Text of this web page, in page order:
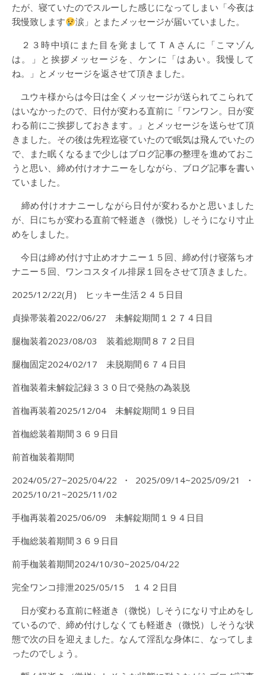
たが、寝ていたのでスルーした感じになってしまい「今夜は
我慢致します
涙」とまたメッセージが届いていました。
２３時中頃にまた目を覚ましてＴＡさんに「こマゾん
は。」と挨拶メッセージを、ケンに「はあい。我慢して
ね。」とメッセージを返させて頂きました。
ユウキ様からは今日は全くメッセージが送られてこられて
はいなかったので、日付が変わる直前に「ワンワン。日が変
わる前にご挨拶しておきます。」とメッセージを送らせて頂
きました。その後は先程迄寝ていたので眠気は飛んでいたの
で、また眠くなるまで少しはブログ記事の整理を進めておこ
うと思い、締め付けオナニーをしながら、ブログ記事を書い
ていました。
締め付けオナニーしながら日付が変わるかと思いました
が、日にちが変わる直前で軽逝き（微悦）しそうになり寸止
めをしました。
今日は締め付け寸止めオナニー１５回、締め付け寝落ちオ
ナニー５回、ワンコスタイル排尿１回をさせて頂きました。
2025/12/22(月) ヒッキー生活２４５日目
貞操帯装着2022/06/27 未解錠期間１２７４日目
腿枷装着2023/08/03 装着総期間８７２日目
腿枷固定2024/02/17 未脱期間６７４日目
首枷装着未解錠記録３３０日で発熱の為装脱
首枷再装着2025/12/04 未解錠期間１９日目
首枷総装着期間３６９日目
前首枷装着期間
2024/05/27~2025/04/22・2025/09/14~2025/09/21・
2025/10/21~2025/11/02
手枷再装着2025/06/09 未解錠期間１９４日目
手枷総装着期間３６９日目
前手枷装着期間2024/10/30~2025/04/22
完全ワンコ排泄2025/05/15 １４２日目
日が変わる直前に軽逝き（微悦）しそうになり寸止めをし
ているので、締め付けしなくても軽逝き（微悦）しそうな状
態で次の日を迎えました。なんて淫乱な身体に、なってしま
ったのでしょう。